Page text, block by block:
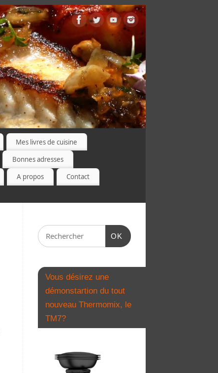
Mes livres de cuisine
Bonnes adresses
A propos
Contact
OK
Vous désirez une
démonstartion du tout
nouveau Thermomix, le
TM7?